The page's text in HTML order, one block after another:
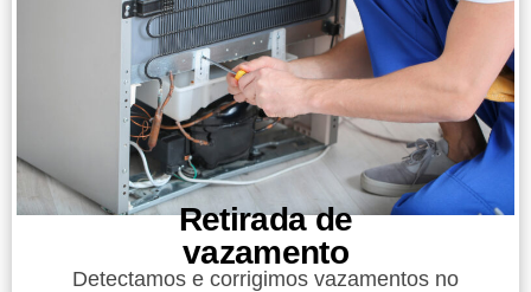
Retirada de
vazamento​​
Detectamos e corrigimos vazamentos no